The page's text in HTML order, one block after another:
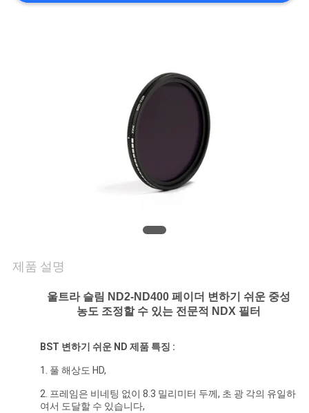
조
제품 설명
울트라 슬림 ND2-ND400 페이더 변하기 쉬운 중성
농도 조정할 수 있는 전문적 NDX 필터
BST 변하기 쉬운 ND 제품 특징 :
1. 풀 해상도 HD,
2. 프레임은 비네팅 없이 8.3 밀리미터 두께, 초 광 각의 유일하
여서 도달할 수 있습니다,